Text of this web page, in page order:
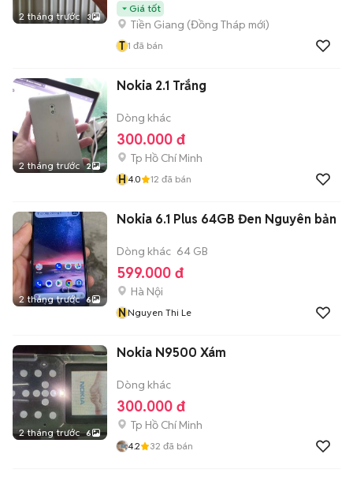
2 tháng trước 3
Giá tốt
Tiền Giang (Đồng Tháp mới)
T 1 đã bán
2 tháng trước 2
Nokia 2.1 Trắng
Dòng khác
300.000 đ
Tp Hồ Chí Minh
H4.0 12 đã bán
2 tháng trước 6
Nokia 6.1 Plus 64GB Đen Nguyên bản
Dòng khác 64 GB
599.000 đ
Hà Nội
NNguyen Thi Le
2 tháng trước 6
Nokia N9500 Xám
Dòng khác
300.000 đ
Tp Hồ Chí Minh
4.2 32 đã bán